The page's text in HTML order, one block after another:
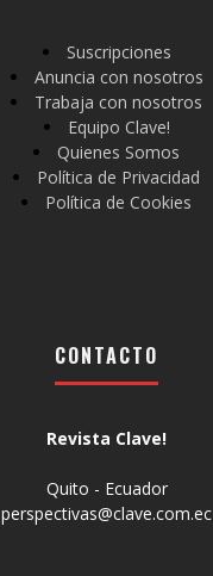
Suscripciones
Anuncia con nosotros
Trabaja con nosotros
Equipo Clave!
Quienes Somos
Política de Privacidad
Política de Cookies
CONTACTO
Revista Clave!
Quito - Ecuador
perspectivas@clave.com.ec